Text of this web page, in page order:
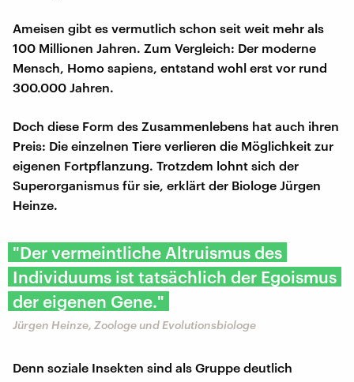
Ameisen gibt es vermutlich schon seit weit mehr als
100 Millionen Jahren. Zum Vergleich: Der moderne
Mensch, Homo sapiens, entstand wohl erst vor rund
300.000 Jahren.
Doch diese Form des Zusammenlebens hat auch ihren
Preis: Die einzelnen Tiere verlieren die Möglichkeit zur
eigenen Fortpflanzung. Trotzdem lohnt sich der
Superorganismus für sie, erklärt der Biologe Jürgen
Heinze.
"Der vermeintliche Altruismus des
Individuums ist tatsächlich der Egoismus
der eigenen Gene."
Jürgen Heinze, Zoologe und Evolutionsbiologe
Denn soziale Insekten sind als Gruppe deutlich